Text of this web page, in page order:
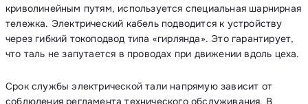
криволинейным путям, используется специальная шарнирная
тележка. Электрический кабель подводится к устройству
через гибкий токоподвод типа «гирлянда». Это гарантирует,
что таль не запутается в проводах при движении вдоль цеха.
Срок службы электрической тали напрямую зависит от
соблюдения регламента технического обслуживания. В